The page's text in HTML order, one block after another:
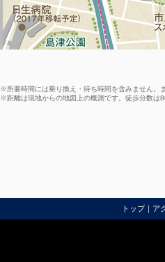
※所要時間には乗り換え・待ち時間を含みません。
※距離は現地からの地図上の概測です。徒歩分数は
トップ｜ ア